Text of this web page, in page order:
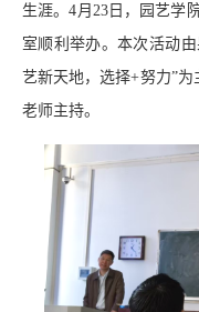
生涯。4月23日，园艺学
室顺利举办。本次活动
艺新天地，选择+努力”
老师主持。